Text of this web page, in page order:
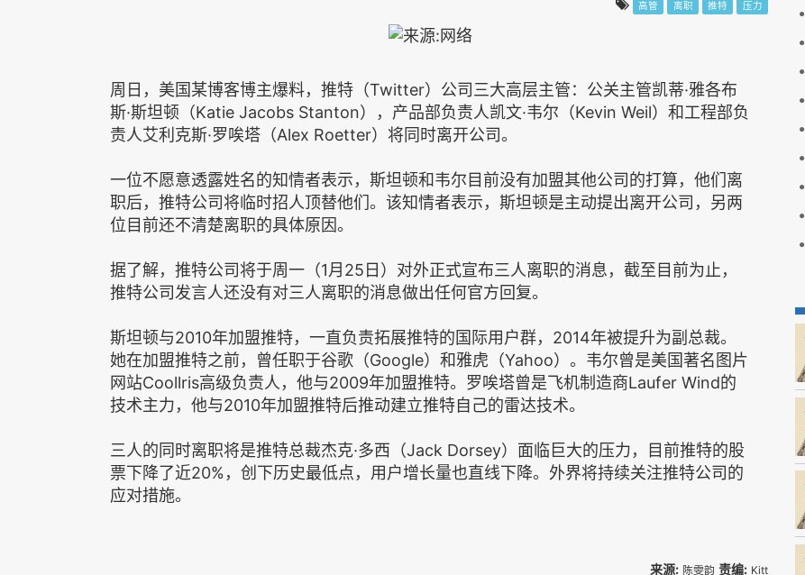
高管 离职 推特 压力
周日，美国某博客博主爆料，推特（Twitter）公司三大高层主管：公关主管凯蒂·雅各布
斯·斯坦顿（Katie Jacobs Stanton），产品部负责人凯文·韦尔（Kevin Weil）和工程部负
责人艾利克斯·罗唉塔（Alex Roetter）将同时离开公司。
一位不愿意透露姓名的知情者表示，斯坦顿和韦尔目前没有加盟其他公司的打算，他们离
职后，推特公司将临时招人顶替他们。该知情者表示，斯坦顿是主动提出离开公司，另两
位目前还不清楚离职的具体原因。
据了解，推特公司将于周一（1月25日）对外正式宣布三人离职的消息，截至目前为止，
推特公司发言人还没有对三人离职的消息做出任何官方回复。
斯坦顿与2010年加盟推特，一直负责拓展推特的国际用户群，2014年被提升为副总裁。
她在加盟推特之前，曾任职于谷歌（Google）和雅虎（Yahoo）。韦尔曾是美国著名图片
网站Coollris高级负责人，他与2009年加盟推特。罗唉塔曾是飞机制造商Laufer Wind的
技术主力，他与2010年加盟推特后推动建立推特自己的雷达技术。
三人的同时离职将是推特总裁杰克·多西（Jack Dorsey）面临巨大的压力，目前推特的股
票下降了近20%，创下历史最低点，用户增长量也直线下降。外界将持续关注推特公司的
应对措施。
来源: 陈雯韵 责编: Kitt